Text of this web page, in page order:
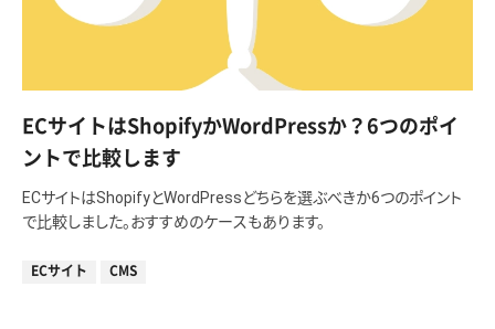
ECサイトはShopifyかWordPressか？6つのポイ
ントで比較します
ECサイトはShopifyとWordPressどちらを選ぶべきか6つのポイント
で比較しました。おすすめのケースもあります。
ECサイト CMS